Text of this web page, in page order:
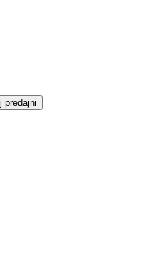
predajni